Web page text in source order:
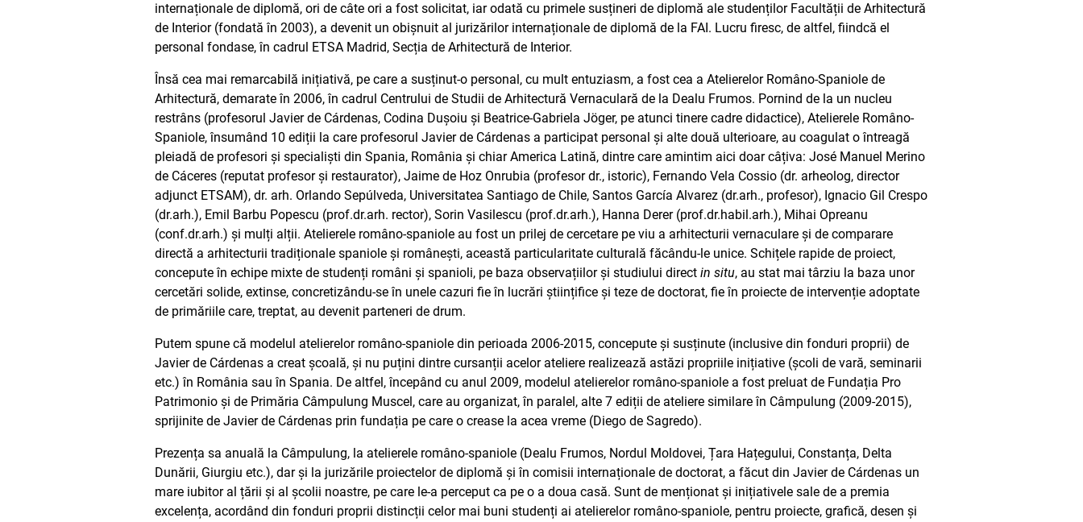
internaționale de diplomă, ori de câte ori a fost solicitat, iar odată cu primele susțineri de diplomă ale studenților Facultății de Arhitectură
de Interior (fondată în 2003), a devenit un obișnuit al jurizărilor internaționale de diplomă de la FAI. Lucru firesc, de altfel, fiindcă el
personal fondase, în cadrul ETSA Madrid, Secția de Arhitectură de Interior.
Însă cea mai remarcabilă inițiativă, pe care a susținut-o personal, cu mult entuziasm, a fost cea a Atelierelor Româno-Spaniole de
Arhitectură, demarate în 2006, în cadrul Centrului de Studii de Arhitectură Vernaculară de la Dealu Frumos. Pornind de la un nucleu
restrâns (profesorul Javier de Cárdenas, Codina Dușoiu și Beatrice-Gabriela Jöger, pe atunci tinere cadre didactice), Atelierele Româno-
Spaniole, însumând 10 ediții la care profesorul Javier de Cárdenas a participat personal și alte două ulterioare, au coagulat o întreagă
pleiadă de profesori și specialiști din Spania, România și chiar America Latină, dintre care amintim aici doar câțiva: José Manuel Merino
de Cáceres (reputat profesor și restaurator), Jaime de Hoz Onrubia (profesor dr., istoric), Fernando Vela Cossio (dr. arheolog, director
adjunct ETSAM), dr. arh. Orlando Sepúlveda, Universitatea Santiago de Chile, Santos García Alvarez (dr.arh., profesor), Ignacio Gil Crespo
(dr.arh.), Emil Barbu Popescu (prof.dr.arh. rector), Sorin Vasilescu (prof.dr.arh.), Hanna Derer (prof.dr.habil.arh.), Mihai Opreanu
(conf.dr.arh.) și mulți alții. Atelierele româno-spaniole au fost un prilej de cercetare pe viu a arhitecturii vernaculare și de comparare
directă a arhitecturii tradiționale spaniole și românești, această particularitate culturală făcându-le unice. Schițele rapide de proiect,
concepute în echipe mixte de studenți români și spanioli, pe baza observațiilor și studiului direct in situ, au stat mai târziu la baza unor
cercetări solide, extinse, concretizându-se în unele cazuri fie în lucrări științifice și teze de doctorat, fie în proiecte de intervenție adoptate
de primăriile care, treptat, au devenit parteneri de drum.
Putem spune că modelul atelierelor româno-spaniole din perioada 2006-2015, concepute și susținute (inclusive din fonduri proprii) de
Javier de Cárdenas a creat școală, și nu puțini dintre cursanții acelor ateliere realizează astăzi propriile inițiative (școli de vară, seminarii
etc.) în România sau în Spania. De altfel, începând cu anul 2009, modelul atelierelor româno-spaniole a fost preluat de Fundația Pro
Patrimonio și de Primăria Câmpulung Muscel, care au organizat, în paralel, alte 7 ediții de ateliere similare în Câmpulung (2009-2015),
sprijinite de Javier de Cárdenas prin fundația pe care o crease la acea vreme (Diego de Sagredo).
Prezența sa anuală la Câmpulung, la atelierele româno-spaniole (Dealu Frumos, Nordul Moldovei, Țara Hațegului, Constanța, Delta
Dunării, Giurgiu etc.), dar și la jurizările proiectelor de diplomă și în comisii internaționale de doctorat, a făcut din Javier de Cárdenas un
mare iubitor al țării și al școlii noastre, pe care le-a perceput ca pe o a doua casă. Sunt de menționat și inițiativele sale de a premia
excelența, acordând din fonduri proprii distincții celor mai buni studenți ai atelierelor româno-spaniole, pentru proiecte, grafică, desen și